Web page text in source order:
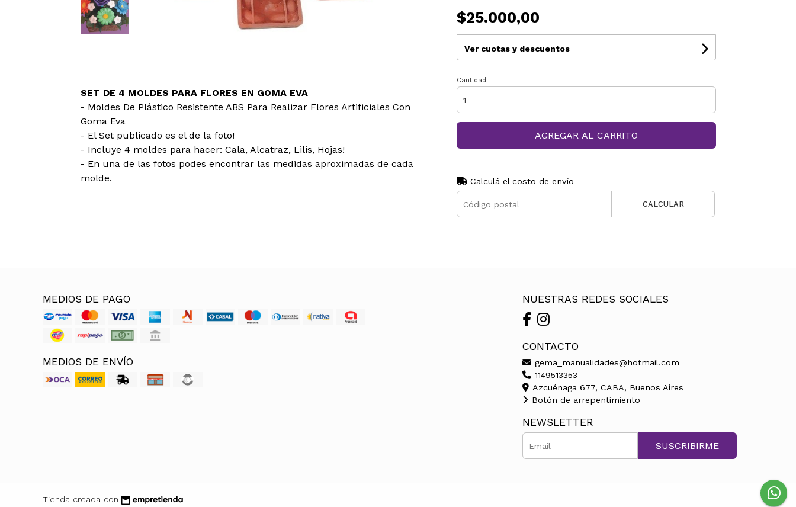
SET DE 4 MOLDES PARA FLORES EN GOMA EVA
- Moldes De Plástico Resistente ABS Para Realizar Flores Artificiales Con
Goma Eva
- El Set publicado es el de la foto!
- Incluye 4 moldes para hacer: Cala, Alcatraz, Lilis, Hojas!
- En una de las fotos podes encontrar las medidas aproximadas de cada
molde.
$25.000,00
Ver cuotas y descuentos
Cantidad
AGREGAR AL CARRITO
Calculá el costo de envío
CALCULAR
MEDIOS DE PAGO
MEDIOS DE ENVÍO
NUESTRAS REDES SOCIALES
CONTACTO
gema_manualidades@hotmail.com
1149513353
Azcuénaga 677, CABA, Buenos Aires
Botón de arrepentimiento
NEWSLETTER
SUSCRIBIRME
Tienda creada con